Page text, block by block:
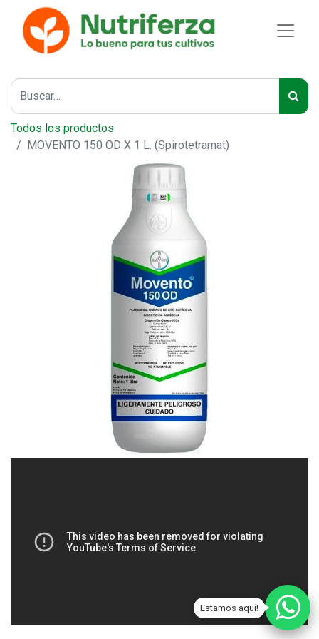
Estamos aquí!
Todos los productos
MOVENTO 150 OD X 1 L. (Spirotetramat)